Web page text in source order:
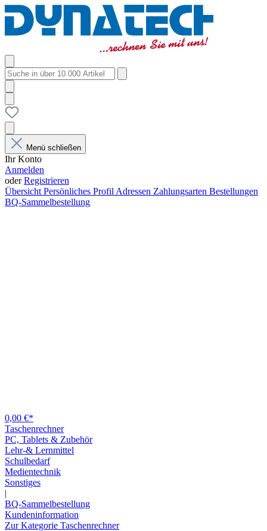
Menü schließen
Ihr Konto
Anmelden
oderRegistrieren
Übersicht Persönliches Profil Adressen Zahlungsarten Bestellungen
BQ-Sammelbestellung
0,00 €*
Taschenrechner
PC, Tablets & Zubehör
Lehr-& Lernmittel
Schulbedarf
Medientechnik
Sonstiges
|
BQ-Sammelbestellung
Kundeninformation
Zur Kategorie Taschenrechner